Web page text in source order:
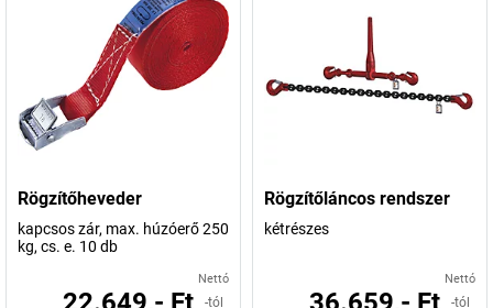
Rögzítőheveder
kapcsos zár, max. húzóerő 250
kg, cs. e. 10 db
Nettó
-tól
Rögzítőláncos rendszer
kétrészes
Nettó
-tól